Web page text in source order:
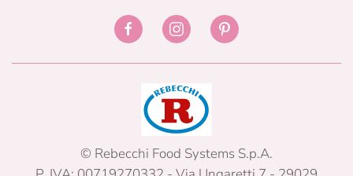
© Rebecchi Food Systems S.p.A.